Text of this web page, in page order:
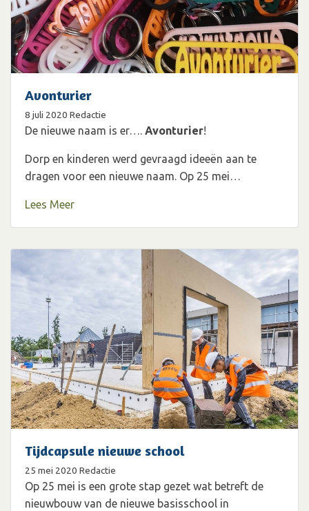
Avonturier
8 juli 2020 Redactie
De nieuwe naam is er…. Avonturier!
Dorp en kinderen werd gevraagd ideeën aan te
dragen voor een nieuwe naam. Op 25 mei…
Lees Meer
Tijdcapsule nieuwe school
25 mei 2020 Redactie
Op 25 mei is een grote stap gezet wat betreft de
nieuwbouw van de nieuwe basisschool in